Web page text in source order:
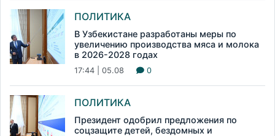
ПОЛИТИКА
В Узбекистане разработаны меры по
увеличению производства мяса и молока
в 2026-2028 годах
17:44 | 05.08 0
ПОЛИТИКА
Президент одобрил предложения по
соцзащите детей, бездомных и